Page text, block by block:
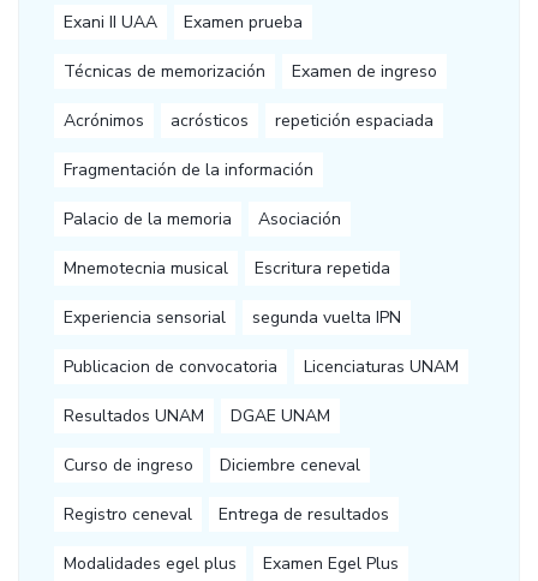
Exani II UAA Examen prueba
Técnicas de memorización Examen de ingreso
Acrónimos acrósticos repetición espaciada
Fragmentación de la información
Palacio de la memoria Asociación
Mnemotecnia musical Escritura repetida
Experiencia sensorial segunda vuelta IPN
Publicacion de convocatoria Licenciaturas UNAM
Resultados UNAM DGAE UNAM
Curso de ingreso Diciembre ceneval
Registro ceneval Entrega de resultados
Modalidades egel plus Examen Egel Plus